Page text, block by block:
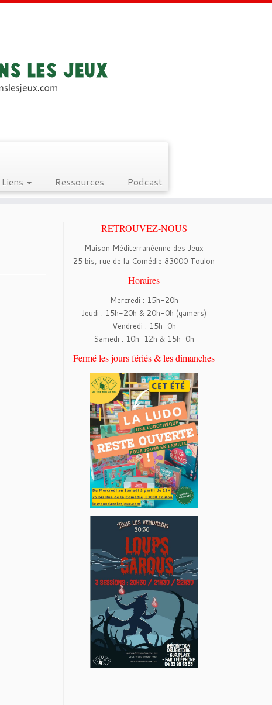
Liens Ressources Podcast
RETROUVEZ-NOUS
Maison Méditerranéenne des Jeux
25 bis, rue de la Comédie 83000 Toulon
Horaires
Mercredi : 15h-20h
Jeudi : 15h-20h & 20h-0h (gamers)
Vendredi : 15h-0h
Samedi : 10h-12h & 15h-0h
Fermé les jours fériés & les dimanches